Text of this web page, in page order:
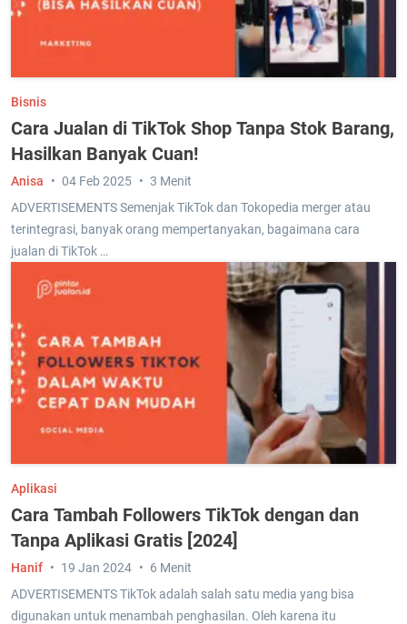
Bisnis
Cara Jualan di TikTok Shop Tanpa Stok Barang,
Hasilkan Banyak Cuan!
ADVERTISEMENTS Semenjak TikTok dan Tokopedia merger atau
terintegrasi, banyak orang mempertanyakan, bagaimana cara
jualan di TikTok …
Anisa 04 Feb 2025 3 Menit
Aplikasi
Cara Tambah Followers TikTok dengan dan
Tanpa Aplikasi Gratis [2024]
ADVERTISEMENTS TikTok adalah salah satu media yang bisa
digunakan untuk menambah penghasilan. Oleh karena itu
Hanif 19 Jan 2024 6 Menit